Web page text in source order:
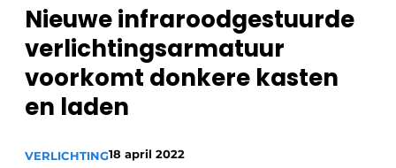
Privacy / Cookie statement
Vacature aanmelden
Video’s
Nieuwe infraroodgestuurde
verlichtingsarmatuur
voorkomt donkere kasten
en laden
VERLICHTING18 april 2022